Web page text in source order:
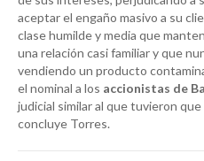
aceptar el engaño masivo a su
clase humilde y media que
una relación casi familiar y que
vendiendo un producto
el nominal a los accionistas de
judicial similar al que tuvieron
concluye Torres.